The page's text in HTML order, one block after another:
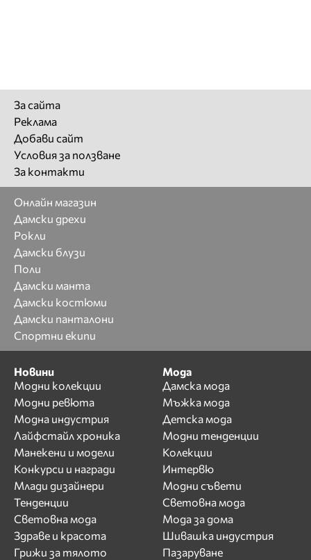
За сайта
Реклама
Добави сайт
Условия за ползване
За контакти
Онлайн магазин
Дамски дрехи
Рокли
Дамски блузи
Поли
Дамски манта
Дамски костюми
Дамски панталони
Спортни екипи
Новини
Модни колекции
Модни ревюта
Модна индустрия
Лайфстайл хроника
Манекени и модели
Конкурси и награди
Млади дизайнери
Тенденции
Световна мода
Здраве и красота
Грижи за тялото
Мода
Дамска мода
Мъжка мода
Детска мода
Модни тенденции
Колекции
Интервю
Модни съвети
Световна мода
Мода за дома
Шивашка индустрия
Пазаруване